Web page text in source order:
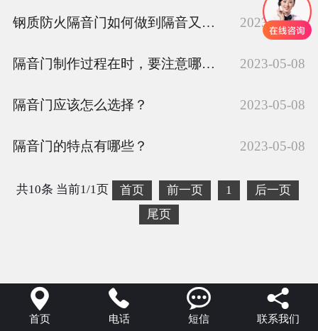
钢质防火隔音门如何做到隔音又防火？ 2023-05-08
隔音门制作过程在时，要注意哪些方面？ 2023-05-08
隔音门应该怎么选择？ 2023-05-08
隔音门的特点有哪些？ 2023-05-08
共10条 当前1/1页 首页 前一页 1
后一页
尾页

首页

电话

短信

联系我们